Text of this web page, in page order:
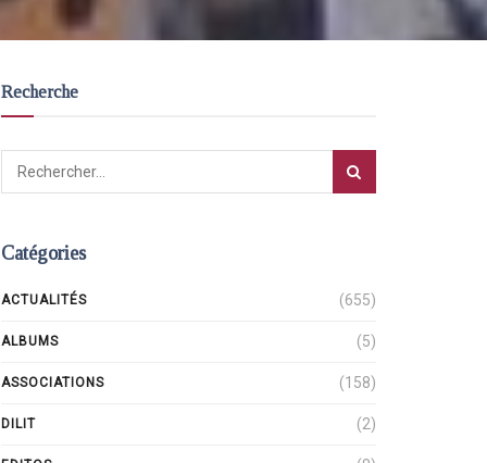
Recherche
Catégories
ACTUALITÉS (655)
ALBUMS (5)
ASSOCIATIONS (158)
DILIT (2)